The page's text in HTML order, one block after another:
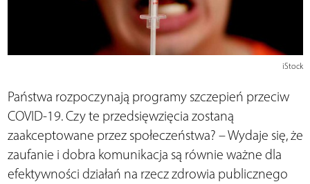
iStock
Państwa rozpoczynają programy szczepień przeciw
COVID-19. Czy te przedsięwzięcia zostaną
zaakceptowane przez społeczeństwa? – Wydaje się, że
zaufanie i dobra komunikacja są równie ważne dla
efektywności działań na rzecz zdrowia publicznego